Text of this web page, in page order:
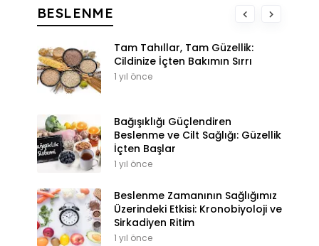
BESLENME
Tam Tahıllar, Tam Güzellik:
Cildinize İçten Bakımın Sırrı
1 yıl önce
Bağışıklığı Güçlendiren
Beslenme ve Cilt Sağlığı: Güzellik
İçten Başlar
1 yıl önce
Beslenme Zamanının Sağlığımız
Üzerindeki Etkisi: Kronobiyoloji ve
Sirkadiyen Ritim
1 yıl önce